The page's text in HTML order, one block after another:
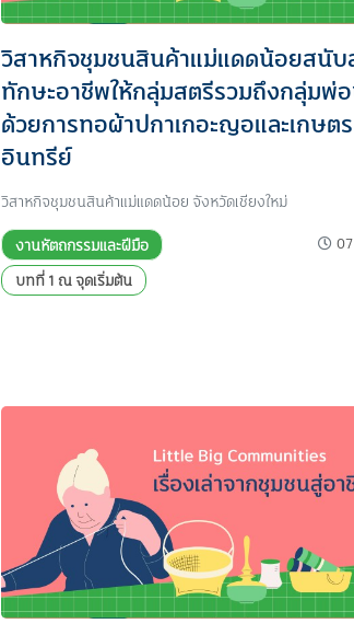
วิสาหกิจชุมชนสินค้าแม่แดดน้อยสนั
ทักษะอาชีพให้กลุ่มสตรีรวมถึงกลุ่มพ่
ด้วยการทอผ้าปกาเกอะญอและเกษตร
อินทรีย์
วิสาหกิจชุมชนสินค้าแม่แดดน้อย จังหวัดเชียงใหม่
งานหัตถกรรมและฝีมือ
บทที่ 1 ณ จุดเริ่มต้น